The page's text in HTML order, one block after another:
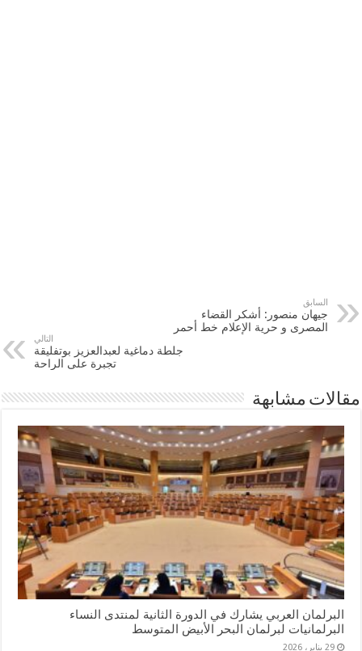
السابق
جيهان منصور: أشكر القضاء
المصرى و حرية الإعلام خط أحمر
التالي
جلطة دماغية لعبدالعزيز بوتفليقة
تجبرة على الراحة
مقالات مشابهة
البرلمان العربي يشارك في الدورة الثانية لمنتدى النساء
البرلمانيات لبرلمان البحر الأبيض المتوسط
29 يناير، 2026